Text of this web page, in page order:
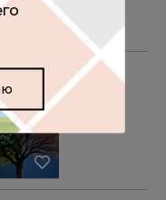
ТЕМЕ